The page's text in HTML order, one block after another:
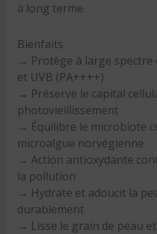
à long terme.
Bienfaits
→ Protège à large spectre
et UVB (PA++++)
→ Préserve le capital
photovieillissement
→ Équilibre le microbiote
microalgue norvégienne
→ Action antioxydante
la pollution
→ Hydrate et adoucit la
durablement
→ Lisse le grain de peau